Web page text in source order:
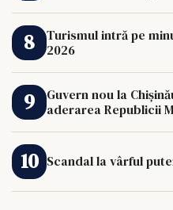
Turismul intră pe
2026
Guvern nou la
aderarea Republicii
Scandal la vârful